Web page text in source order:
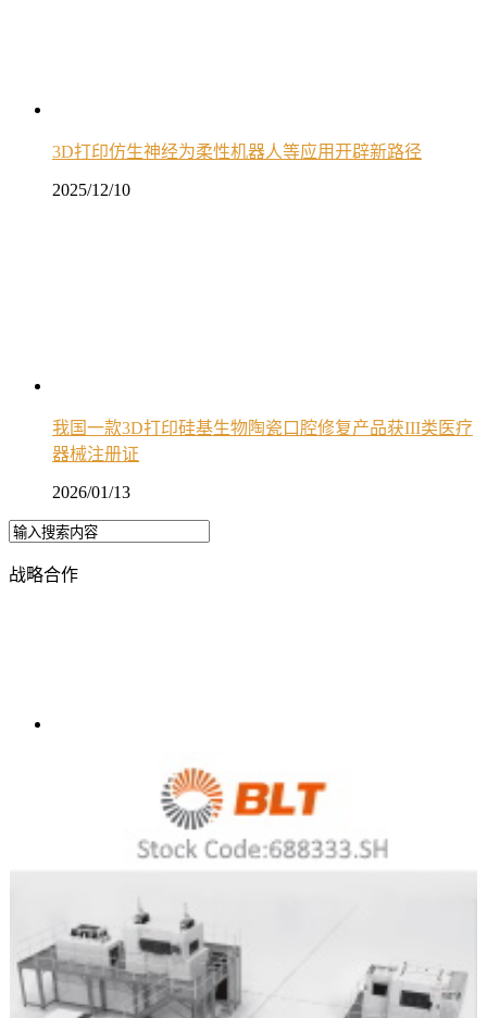
3D打印仿生神经为柔性机器人等应用开辟新路径
2025/12/10
我国一款3D打印硅基生物陶瓷口腔修复产品获III类医疗
器械注册证
2026/01/13
战略合作